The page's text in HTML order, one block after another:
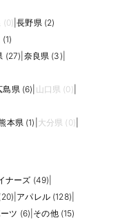
成したメンバー、顧客
やエピソードで整理し
くなります。 また、求人
容、評価軸、研修、将
しましょう。
(0) |長野県 (2)
(27) 奈良県 (3)
島県 (6) 山口県 (0)
本県 (1) 大分県 (0)
ナーズ (49)
アパレル (128)
ツ (6) その他 (15)